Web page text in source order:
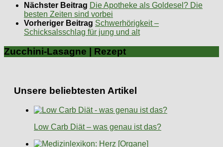
Nächster Beitrag Die Apotheke als Goldesel? Die
besten Zeiten sind vorbei
Vorheriger Beitrag Schwerhörigkeit –
Schicksalsschlag für jung und alt
Zucchini-Lasagne | Rezept
Unsere beliebtesten Artikel
Low Carb Diät – was genau ist das?